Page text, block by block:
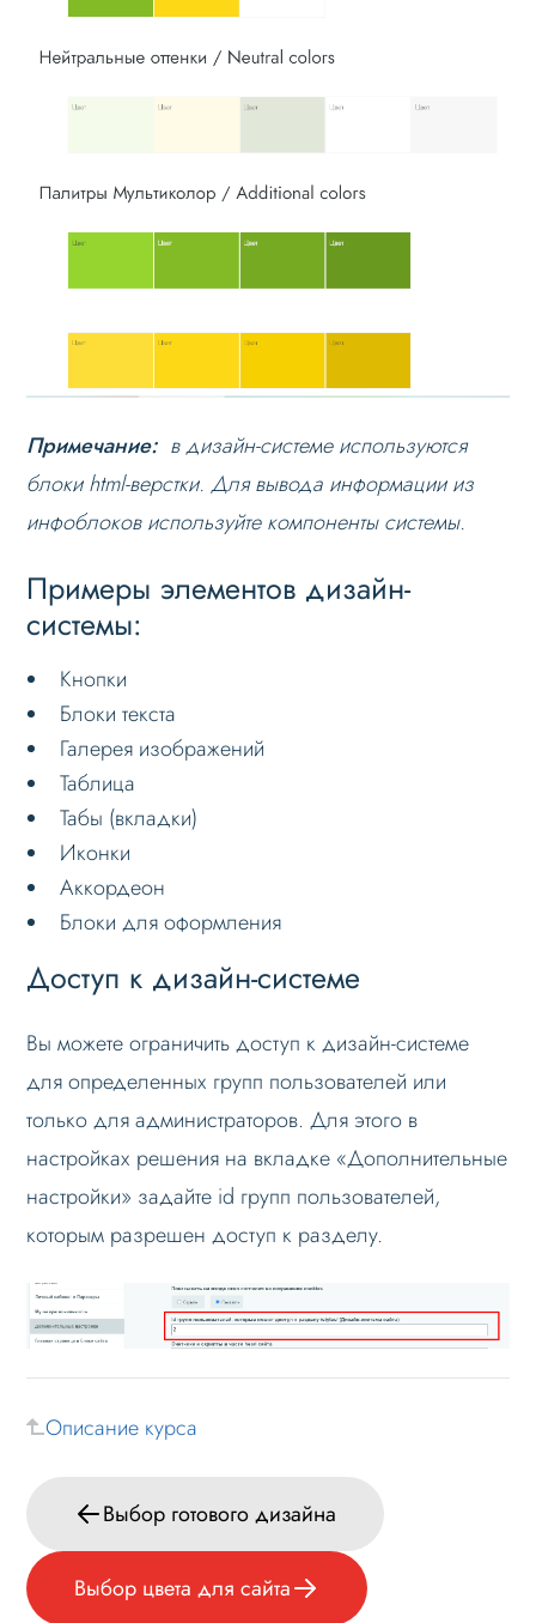
Оформление контента
Слайдер
Мультирегиональность
Блоки / секции сайта
Личный кабинет
Проблемы и решения
Веб-разработчикам
Вопрос-ответ
Примечание: в дизайн-системе используются
блоки html-верстки. Для вывода информации из
инфоблоков используйте компоненты системы.
Примеры элементов дизайн-
системы:
Кнопки
Блоки текста
Галерея изображений
Таблица
Табы (вкладки)
Иконки
Аккордеон
Блоки для оформления
Доступ к дизайн-системе
Вы можете ограничить доступ к дизайн-системе
для определенных групп пользователей или
только для администраторов. Для этого в
настройках решения на вкладке «Дополнительные
настройки» задайте id групп пользователей,
которым разрешен доступ к разделу.
Описание курса
Выбор готового дизайна
Выбор цвета для сайта